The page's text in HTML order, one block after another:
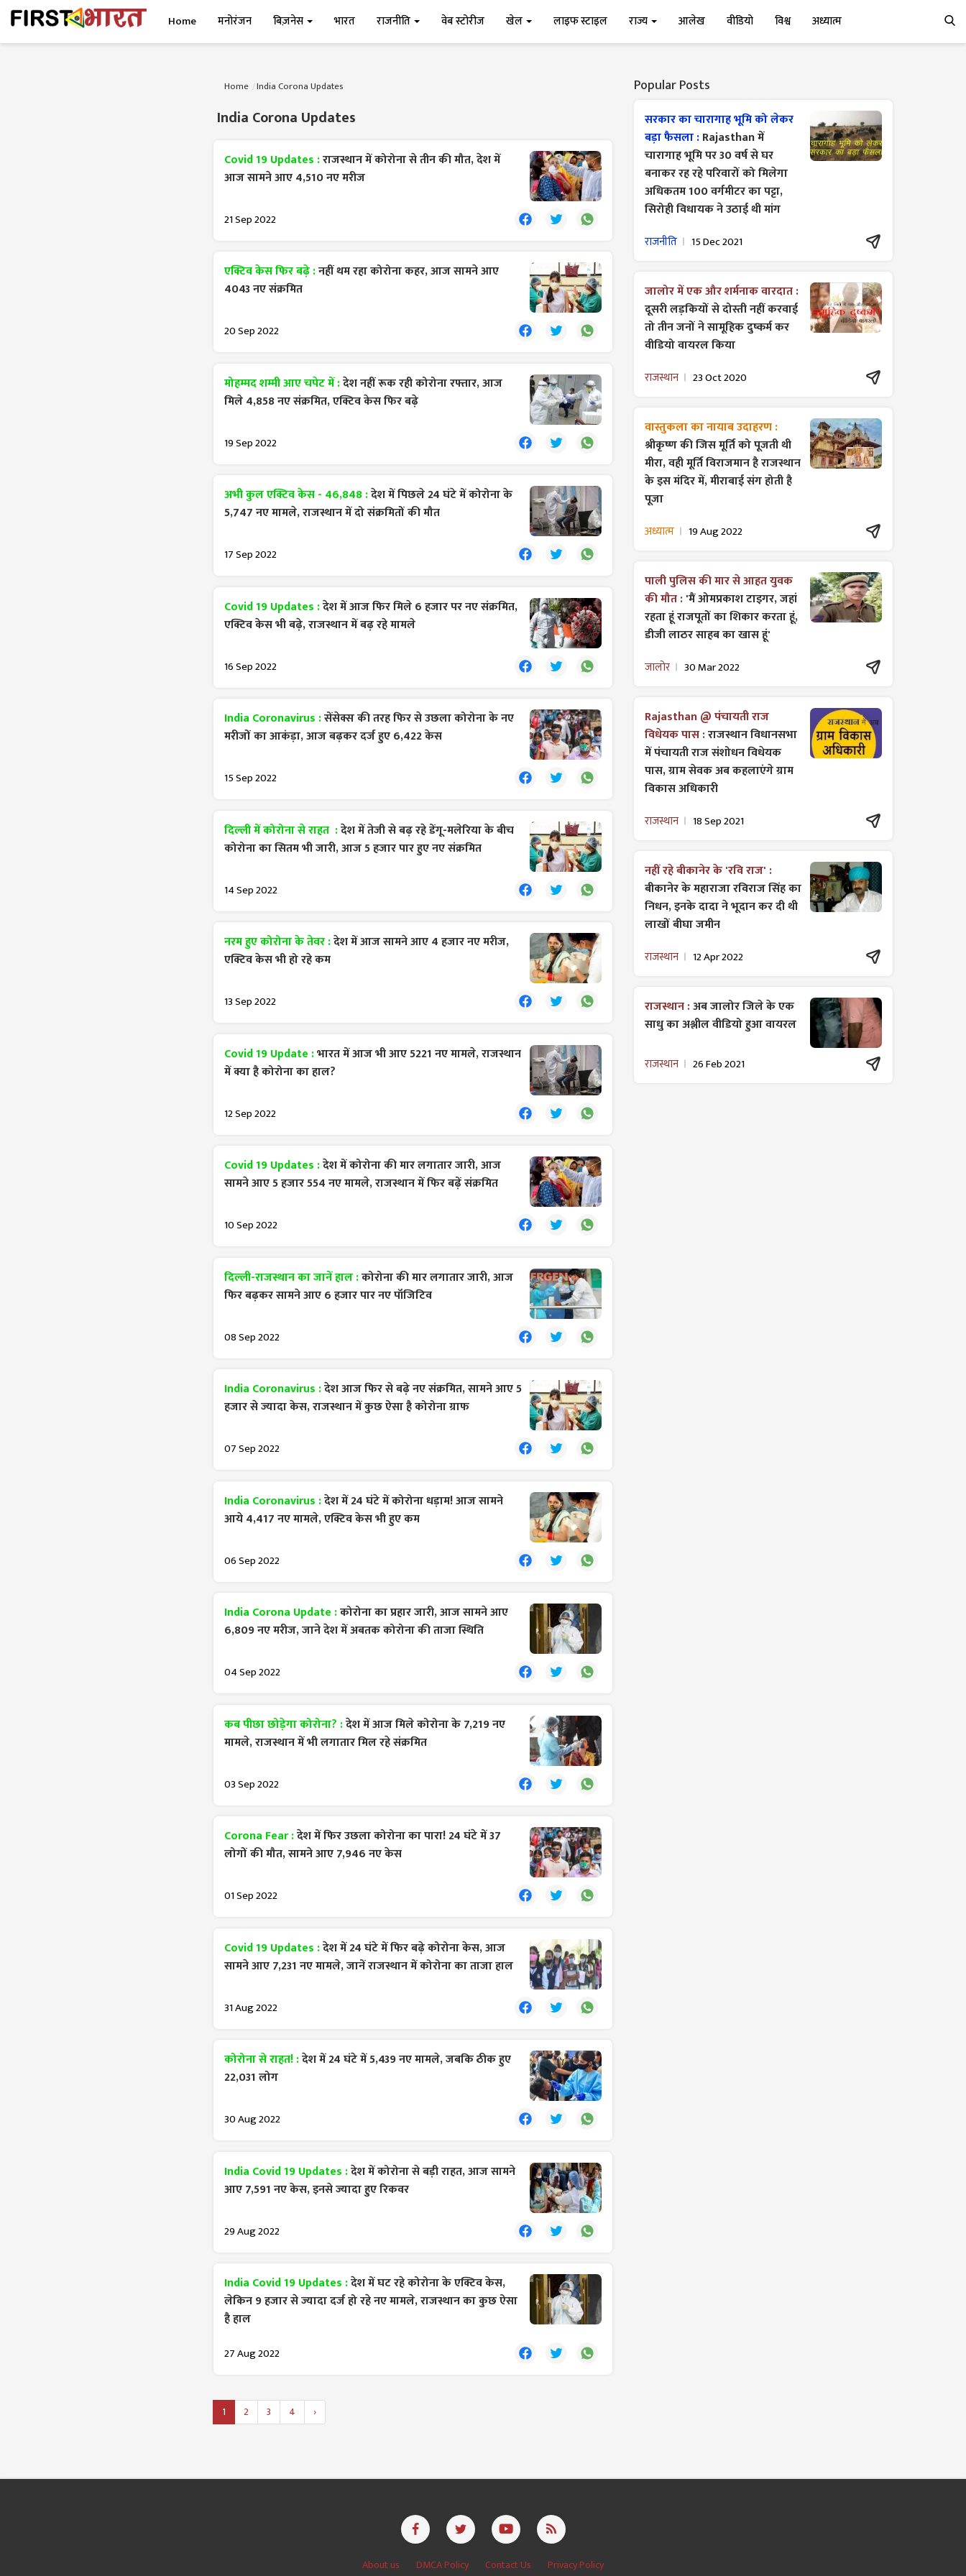
Home मनोरंजन बिज़नेस भारत राजनीति वेब स्टोरीज खेल लाइफ स्टाइल राज्य आलेख वीडियो विश्व अध्यात्म
Home India Corona Updates
India Corona Updates
Covid 19 Updates :राजस्थान में कोरोना से तीन की मौत, देश में
आज सामने आए 4,510 नए मरीज
21 Sep 2022
एक्टिव केस फिर बढ़े :नहीं थम रहा कोरोना कहर, आज सामने आए
4043 नए संक्रमित
20 Sep 2022
मोहम्मद शम्मी आए चपेट में :देश नहीं रूक रही कोरोना रफ्तार, आज
मिले 4,858 नए संक्रमित, एक्टिव केस फिर बढ़े
19 Sep 2022
अभी कुल एक्टिव केस - 46,848 :देश में पिछले 24 घंटे में कोरोना के
5,747 नए मामले, राजस्थान में दो संक्रमितों की मौत
17 Sep 2022
Covid 19 Updates :देश में आज फिर मिले 6 हजार पर नए संक्रमित,
एक्टिव केस भी बढ़े, राजस्थान में बढ़ रहे मामले
16 Sep 2022
India Coronavirus :सेंसेक्स की तरह फिर से उछला कोरोना के नए
मरीजों का आकंड़ा, आज बढ़कर दर्ज हुए 6,422 केस
15 Sep 2022
दिल्ली में कोरोना से राहत :देश में तेजी से बढ़ रहे डेंगू-मलेरिया के बीच
कोरोना का सितम भी जारी, आज 5 हजार पार हुए नए संक्रमित
14 Sep 2022
नरम हुए कोरोना के तेवर :देश में आज सामने आए 4 हजार नए मरीज,
एक्टिव केस भी हो रहे कम
13 Sep 2022
Covid 19 Update :भारत में आज भी आए 5221 नए मामले, राजस्थान
में क्या है कोरोना का हाल?
12 Sep 2022
Covid 19 Updates :देश में कोरोना की मार लगातार जारी, आज
सामने आए 5 हजार 554 नए मामले, राजस्थान में फिर बढ़ें संक्रमित
10 Sep 2022
दिल्ली-राजस्थान का जानें हाल :कोरोना की मार लगातार जारी, आज
फिर बढ़कर सामने आए 6 हजार पार नए पॉजिटिव
08 Sep 2022
India Coronavirus :देश आज फिर से बढ़े नए संक्रमित, सामने आए 5
हजार से ज्यादा केस, राजस्थान में कुछ ऐसा है कोरोना ग्राफ
07 Sep 2022
India Coronavirus :देश में 24 घंटे में कोरोना धड़ाम! आज सामने
आये 4,417 नए मामले, एक्टिव केस भी हुए कम
06 Sep 2022
India Corona Update :कोरोना का प्रहार जारी, आज सामने आए
6,809 नए मरीज, जाने देश में अबतक कोरोना की ताजा स्थिति
04 Sep 2022
कब पीछा छोड़ेगा कोरोना? :देश में आज मिले कोरोना के 7,219 नए
मामले, राजस्थान में भी लगातार मिल रहे संक्रमित
03 Sep 2022
Corona Fear :देश में फिर उछला कोरोना का पारा! 24 घंटे में 37
लोगों की मौत, सामने आए 7,946 नए केस
01 Sep 2022
Covid 19 Updates :देश में 24 घंटे में फिर बढ़े कोरोना केस, आज
सामने आए 7,231 नए मामले, जानें राजस्थान में कोरोना का ताजा हाल
31 Aug 2022
कोरोना से राहत! :देश में 24 घंटे में 5,439 नए मामले, जबकि ठीक हुए
22,031 लोग
30 Aug 2022
India Covid 19 Updates :देश में कोरोना से बड़ी राहत, आज सामने
आए 7,591 नए केस, इनसे ज्यादा हुए रिकवर
29 Aug 2022
India Covid 19 Updates :देश में घट रहे कोरोना के एक्टिव केस,
लेकिन 9 हजार से ज्यादा दर्ज हो रहे नए मामले, राजस्थान का कुछ ऐसा
है हाल
27 Aug 2022
1 2 3 4 ›
Popular Posts
सरकार का चारागाह भूमि को लेकर
बड़ा फैसला :Rajasthan में
चारागाह भूमि पर 30 वर्ष से घर
बनाकर रह रहे परिवारों को मिलेगा
अधिकतम 100 वर्गमीटर का पट्टा,
सिरोही विधायक ने उठाई थी मांग
राजनीति 15 Dec 2021
जालोर में एक और शर्मनाक वारदात :
दूसरी लड़कियों से दोस्ती नहीं करवाई
तो तीन जनों ने सामूहिक दुष्कर्म कर
वीडियो वायरल किया
राजस्थान 23 Oct 2020
वास्तुकला का नायाब उदाहरण :
श्रीकृष्ण की जिस मूर्ति को पूजती थी
मीरा, वही मूर्ति विराजमान है राजस्थान
के इस मंदिर में, मीराबाई संग होती है
पूजा
अध्यात्म 19 Aug 2022
पाली पुलिस की मार से आहत युवक
की मौत :'मैं ओमप्रकाश टाइगर, जहां
रहता हूं राजपूतों का शिकार करता हूं,
डीजी लाठर साहब का खास हूं'
जालोर 30 Mar 2022
Rajasthan @ पंचायती राज
विधेयक पास :राजस्थान विधानसभा
में पंचायती राज ​संशोधन विधेयक
पास, ग्राम सेवक अब कहलाएंगे ग्राम
विकास अधिकारी
राजस्थान 18 Sep 2021
नहीं रहे बीकानेर के 'रवि राज' :
बीकानेर के महाराजा रविराज सिंह का
निधन, इनके दादा ने भूदान कर दी थी
लाखों बीघा जमीन
राजस्थान 12 Apr 2022
राजस्थान :अब जालोर जिले के एक
साधु का अश्लील वीडियो हुआ वायरल
राजस्थान 26 Feb 2021
About us DMCA Policy Contact Us Privacy Policy